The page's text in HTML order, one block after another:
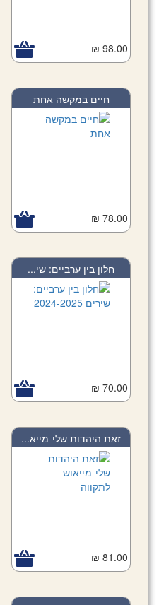
98.00 ₪
חיים במקשה אחת
78.00 ₪
חלון בין ערביים: שי...
70.00 ₪
זאת היהדות שלי-מייא...
81.00 ₪